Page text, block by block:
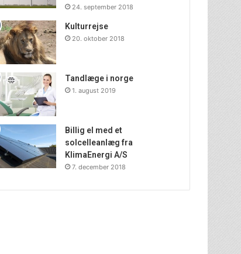
24. september 2018
Kulturrejse
20. oktober 2018
Tandlæge i norge
1. august 2019
Billig el med et
solcelleanlæg fra
KlimaEnergi A/S
7. december 2018